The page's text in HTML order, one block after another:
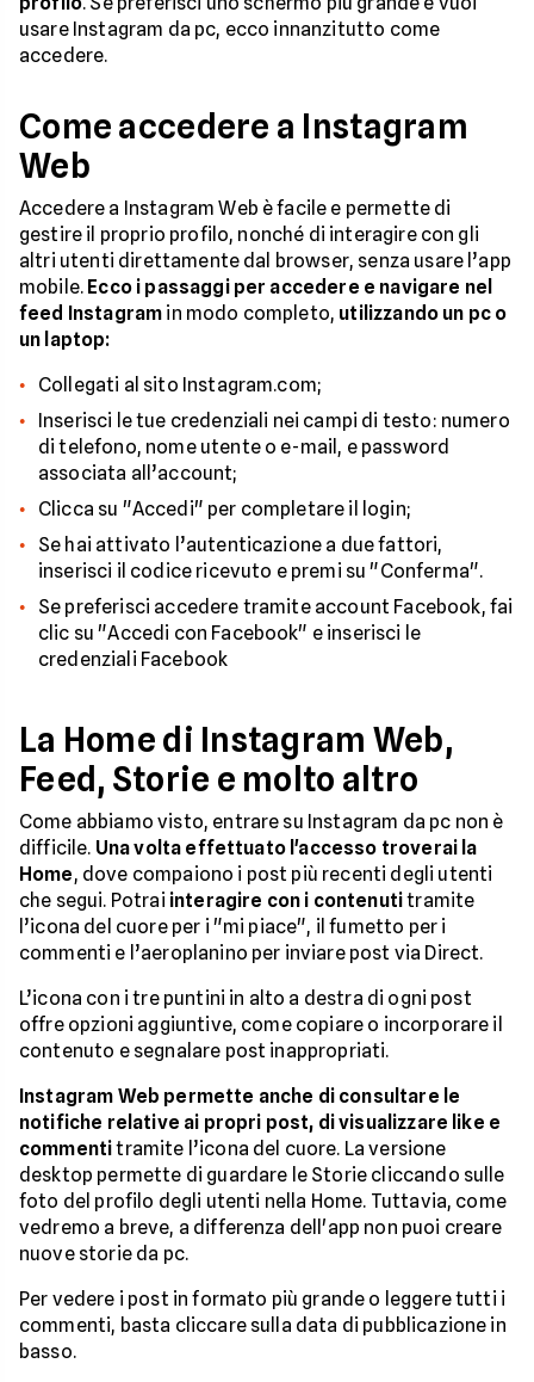
usare Instagram da pc, ecco innanzitutto come
accedere.
Come accedere a Instagram
Web
Accedere a Instagram Web è facile e permette di
gestire il proprio profilo, nonché di interagire con gli
altri utenti direttamente dal browser, senza usare l’app
mobile. Ecco i passaggi per accedere e navigare nel
feed Instagram in modo completo, utilizzando un pc o
un laptop:
Collegati al sito Instagram.com;
Inserisci le tue credenziali nei campi di testo: numero
di telefono, nome utente o e-mail, e password
associata all’account;
Clicca su "Accedi" per completare il login;
Se hai attivato l’autenticazione a due fattori,
inserisci il codice ricevuto e premi su "Conferma".
Se preferisci accedere tramite account Facebook, fai
clic su "Accedi con Facebook" e inserisci le
credenziali Facebook
La Home di Instagram Web,
Feed, Storie e molto altro
Come abbiamo visto, entrare su Instagram da pc non è
difficile. Una volta effettuato l'accesso troverai la
Home, dove compaiono i post più recenti degli utenti
che segui. Potrai interagire con i contenutitramite
l’icona del cuore per i "mi piace", il fumetto per i
commenti e l’aeroplanino per inviare post via Direct.
L’icona con i tre puntini in alto a destra di ogni post
offre opzioni aggiuntive, come copiare o incorporare il
contenuto e segnalare post inappropriati.
Instagram Web permette anche di consultare le
notifiche relative ai propri post, di visualizzare like e
commentitramite l’icona del cuore. La versione
desktop permette di guardare le Storie cliccando sulle
foto del profilo degli utenti nella Home. Tuttavia, come
vedremo a breve, a differenza dell'app non puoi creare
nuove storie da pc.
Per vedere i post in formato più grande o leggere tutti i
commenti, basta cliccare sulla data di pubblicazione in
basso.